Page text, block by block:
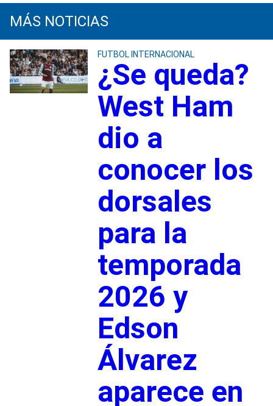
MÁS NOTICIAS
FUTBOL INTERNACIONAL
¿Se queda?
West Ham
dio a
conocer los
dorsales
para la
temporada
2026 y
Edson
Álvarez
aparece en